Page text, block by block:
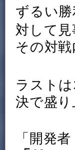
ずるい勝
対して見
その対戦
ラストは
決で盛り
「開発